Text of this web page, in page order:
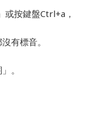
或按鍵盤Ctrl+a，
有標音。
。